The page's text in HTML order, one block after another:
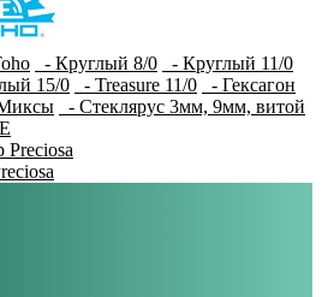
- Круглый 8/0
- Круглый 11/0
15/0
- Treasure 11/0
- Гексагон
- Стеклярус 3мм, 9мм, витой